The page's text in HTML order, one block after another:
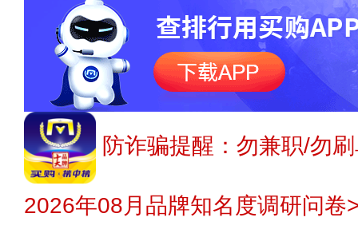
防诈骗提醒：勿兼职/勿
2026年08月品牌知名度调研问卷